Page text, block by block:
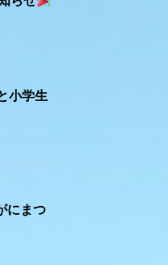
小学生
にまつ